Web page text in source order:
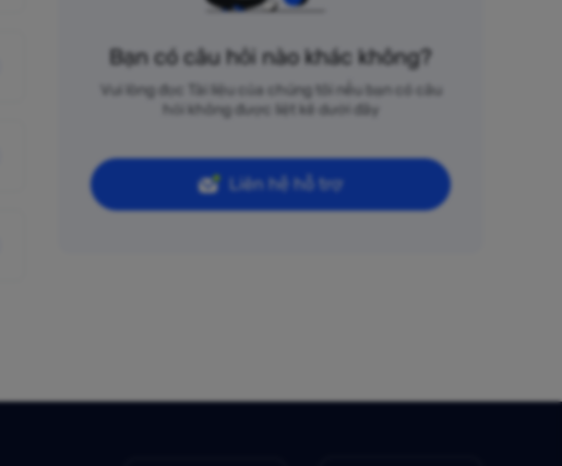
Bạn có câu hỏi nào khác không?
Vui lòng đọc Tài liệu của chúng tôi nếu bạn có câu
hỏi không được liệt kê dưới đây
Liên hệ hỗ trợ